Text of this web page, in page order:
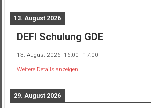
13. August 2026
DEFI Schulung GDE
13. August 2026 16:00 - 17:00
Weitere Details anzeigen
29. August 2026